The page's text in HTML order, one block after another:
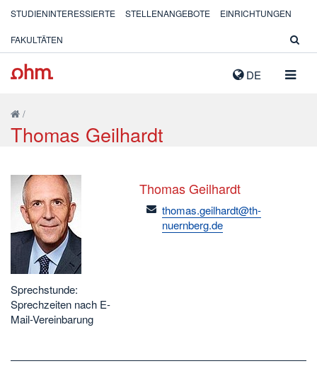
DE
STUDIENINTERESSIERTE STELLENANGEBOTE EINRICHTUNGEN
FAKULTÄTEN
/
Thomas Geilhardt
Sprechstunde:
Sprechzeiten nach E-
Mail-Vereinbarung
Thomas Geilhardt
email
thomas.geilhardt@th-
nuernberg.de